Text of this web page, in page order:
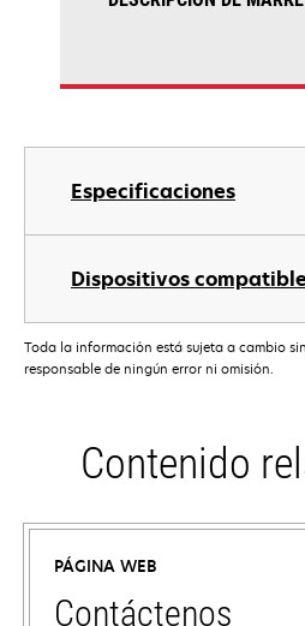
Especificaciones
Dispositivos
Toda la información está sujeta a cambio
responsable de ningún error ni omisión.
Contenido
PÁGINA WEB
Contáctenos